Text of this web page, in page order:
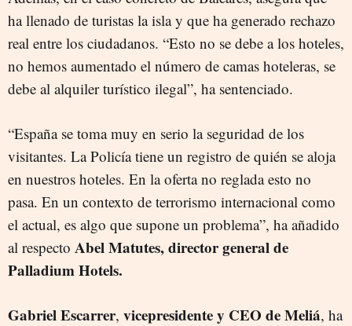
ha llenado de turistas la isla y que ha generado rechazo
real entre los ciudadanos. “Esto no se debe a los hoteles,
no hemos aumentado el número de camas hoteleras, se
debe al alquiler turístico ilegal”, ha sentenciado.
“España se toma muy en serio la seguridad de los
visitantes. La Policía tiene un registro de quién se aloja
en nuestros hoteles. En la oferta no reglada esto no
pasa. En un contexto de terrorismo internacional como
el actual, es algo que supone un problema”, ha añadido
al respecto Abel Matutes, director general de
Palladium Hotels.
Gabriel Escarrer, vicepresidente y CEO de Meliá, ha